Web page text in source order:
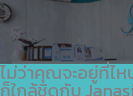
ไม่ว่าคุณจะอยู่ที่ไ
ก็ใกล้ชิดกับ